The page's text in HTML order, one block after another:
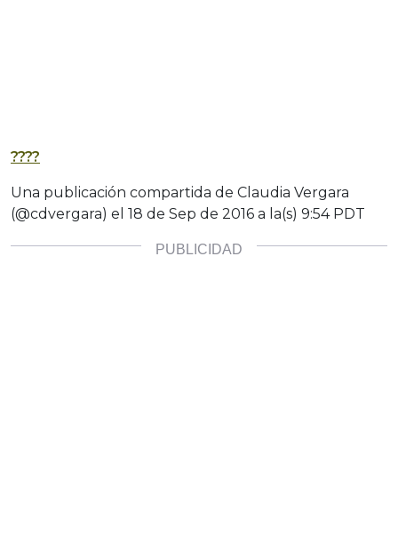
????
Una publicación compartida de Claudia Vergara
(@cdvergara) el 18 de Sep de 2016 a la(s) 9:54 PDT